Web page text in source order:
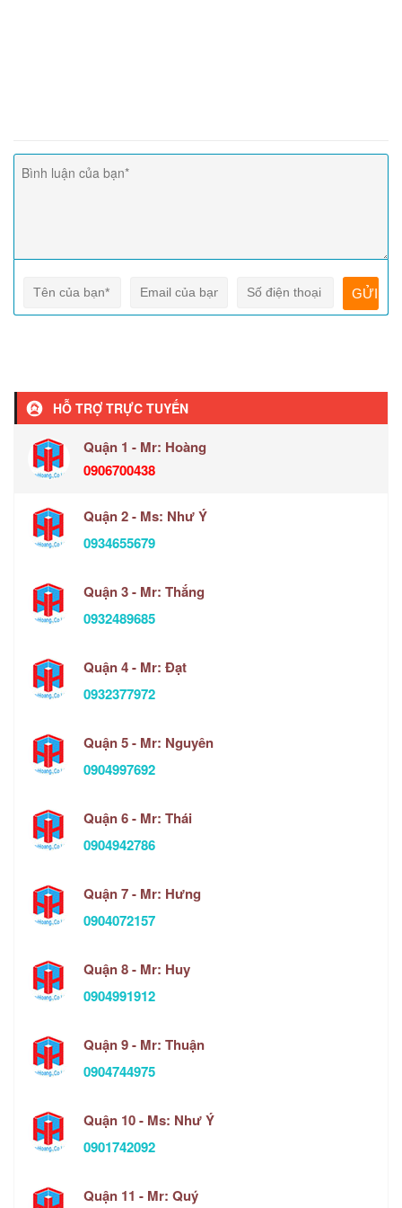
HỖ TRỢ TRỰC TUYẾN
Quận 1 - Mr: Hoàng
0906700438
Quận 2 - Ms: Như Ý
0934655679
Quận 3 - Mr: Thắng
0932489685
Quận 4 - Mr: Đạt
0932377972
Quận 5 - Mr: Nguyên
0904997692
Quận 6 - Mr: Thái
0904942786
Quận 7 - Mr: Hưng
0904072157
Quận 8 - Mr: Huy
0904991912
Quận 9 - Mr: Thuận
0904744975
Quận 10 - Ms: Như Ý
0901742092
Quận 11 - Mr: Quý